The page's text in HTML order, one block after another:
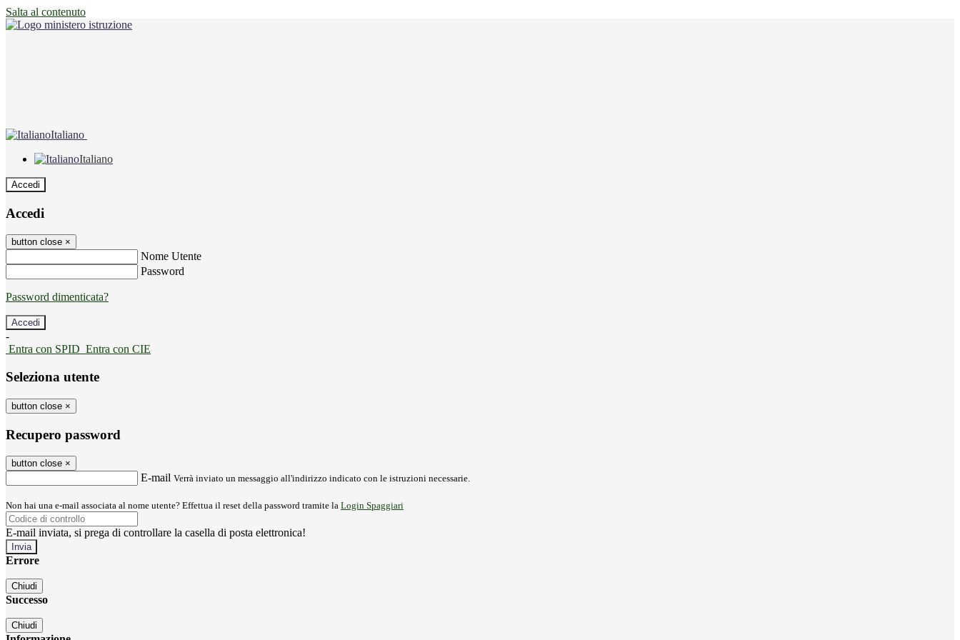
Salta al contenuto
Italiano
Italiano
Accedi
Accedi
button close ×
Nome Utente
Password
Password dimenticata?
-
Entra con SPID Entra con CIE
Seleziona utente
button close ×
Recupero password
button close ×
E-mail Verrà inviato un messaggio all'indirizzo indicato con le istruzioni necessarie.
Non hai una e-mail associata al nome utente? Effettua il reset della password tramite la Login Spaggiari
E-mail inviata, si prega di controllare la casella di posta elettronica!
Errore
Chiudi
Successo
Chiudi